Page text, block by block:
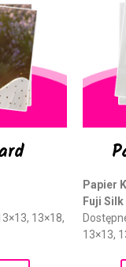
13×18,
Papier
Fuji Silk
13×13,